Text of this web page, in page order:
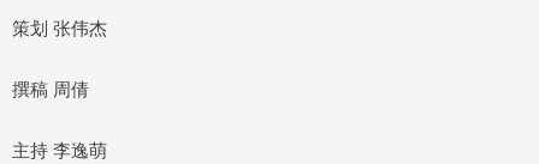
策划 张伟杰
撰稿 周倩
主持 李逸萌